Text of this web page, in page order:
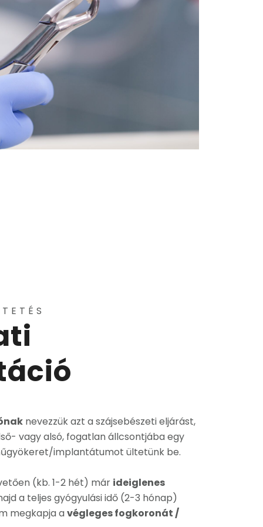
nevezzük azt a szájsebészeti eljárást,
vagy alsó, fogatlan állcsontjába egy
implantátumot ültetünk be.
(kb. 1-2 hét) már ideiglenes
a teljes gyógyulási idő (2-3 hónap)
megkapja avégleges fogkoronát /